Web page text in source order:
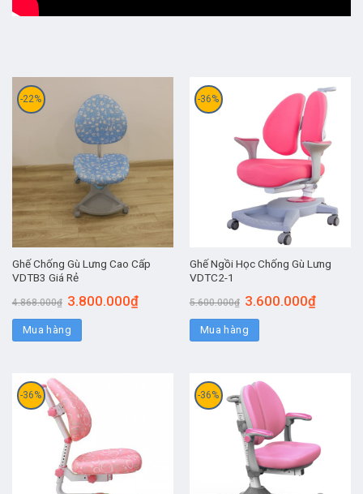
-22%
Ghế Chống Gù Lưng Cao Cấp
VDTB3 Giá Rẻ
4.868.000₫ 3.800.000₫
Mua hàng
-36%
Ghế Ngồi Học Chống Gù Lưng
VDTC2-1
5.600.000₫ 3.600.000₫
Mua hàng
-36% -36%